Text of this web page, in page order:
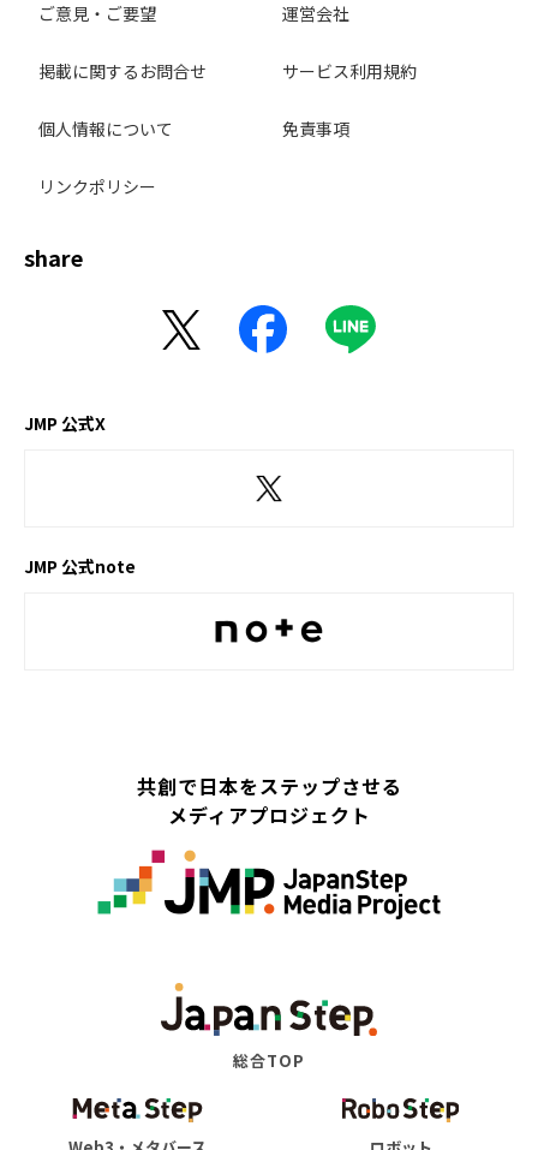
ご意見・ご要望 運営会社
掲載に関するお問合せ サービス利用規約
個人情報について 免責事項
リンクポリシー
share
JMP 公式X
JMP 公式note
共創で日本をステップさせる
メディアプロジェクト
総合TOP